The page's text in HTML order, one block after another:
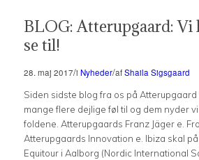
BLOG: Atterupgaard: Vi
se til!
28. maj 2017/i Nyheder/afShaila Sigsgaard
Siden sidste blog fra os på
mange flere dejlige føl til og dem nyder
foldene. Atterupgaards Franz Jäger e.
Atterupgaards Innovation e. Ibiza skal
Equitour i Aalborg (Nordic International